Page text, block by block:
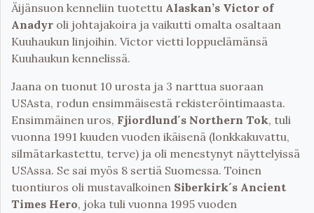
Äijänsuon kenneliin tuotettu Alaskan’s Victor of
Anadyr oli johtajakoira ja vaikutti omalta osaltaan
Kuuhaukun linjoihin. Victor vietti loppuelämänsä
Kuuhaukun kennelissä.
Jaana on tuonut 10 urosta ja 3 narttua suoraan
USAsta, rodun ensimmäisestä rekisteröintimaasta.
Ensimmäinen uros, Fjiordlund´s Northern Tok, tuli
vuonna 1991 kuuden vuoden ikäisenä (lonkkakuvattu,
silmätarkastettu, terve) ja oli menestynyt näyttelyissä
USAssa. Se sai myös 8 sertiä Suomessa. Toinen
tuontiuros oli mustavalkoinen Siberkirk´s Ancient
Times Hero, joka tuli vuonna 1995 vuoden